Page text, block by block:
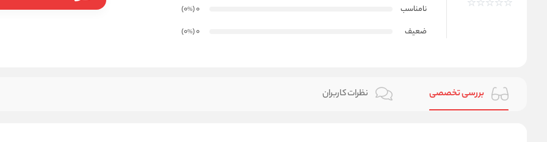
نامناسب
0
(0
%
)
ضعیف
0
(0
%
)
بررسی تخصصی نظرات کاربران